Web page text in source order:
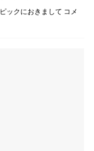
ックにおきまして コメ